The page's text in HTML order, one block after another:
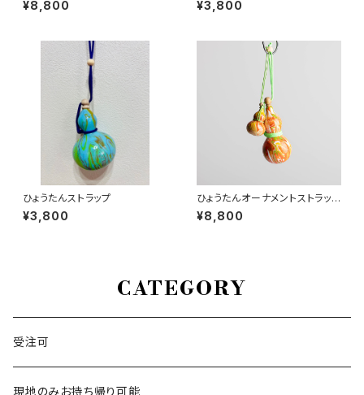
¥8,800 ¥3,800
ひょうたんストラップ
¥3,800
ひょうたんオーナメントストラップ
セット
¥8,800
CATEGORY
受注可
現地のみお持ち帰り可能